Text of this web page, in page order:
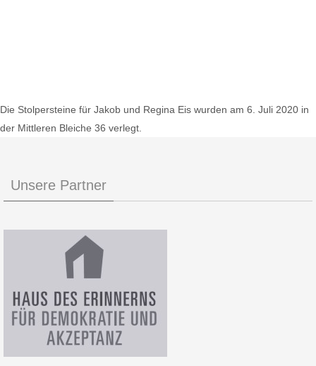
Die Stolpersteine für Jakob und Regina Eis wurden am 6. Juli 2020 in
der Mittleren Bleiche 36 verlegt.
Unsere Partner